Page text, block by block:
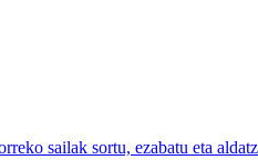
sailak sortu, ezabatu eta